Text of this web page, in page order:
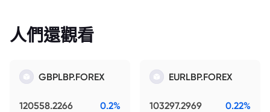
人們還觀看
GBPLBP.FOREX
120558.2266 0.2%
EURLBP.FOREX
103297.2969 0.22%